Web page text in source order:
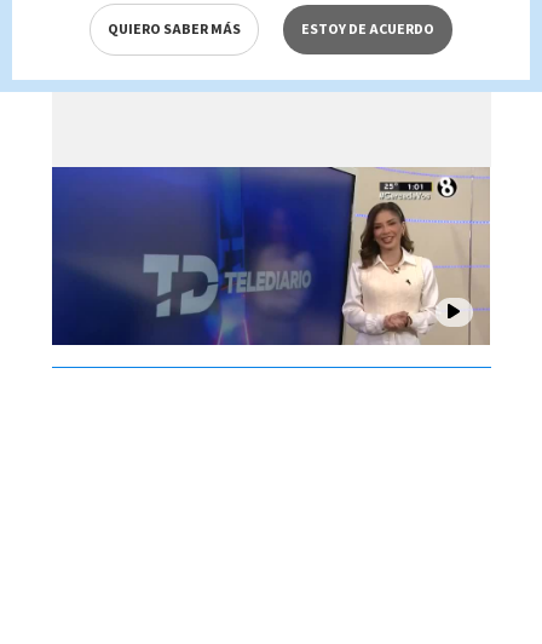
Telediario En Directo con Paula
Brenes, 07 de agosto 2026
QUIERO SABER MÁS ESTOY DE ACUERDO